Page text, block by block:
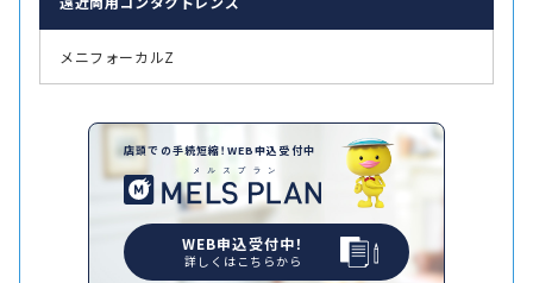
メニフォーカルZ
店頭での手続短縮！WEB申込受付中
WEB申込受付中！
詳しくはこちらから